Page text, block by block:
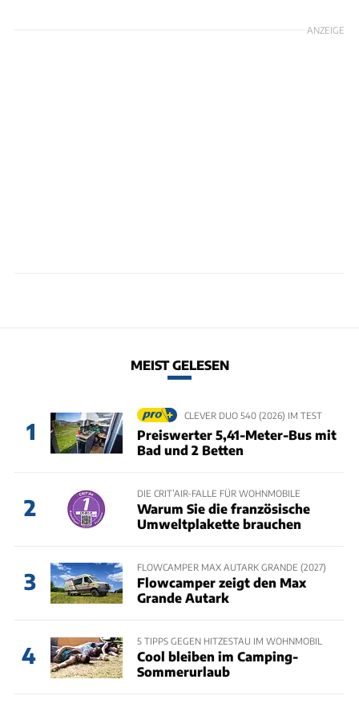
ANZEIGE
MEIST GELESEN
1
CLEVER DUO 540 (2026) IM TEST
Preiswerter 5,41-Meter-Bus mit
Bad und 2 Betten
2
DIE CRIT’AIR-FALLE FÜR WOHNMOBILE
Warum Sie die französische
Umweltplakette brauchen
3
FLOWCAMPER MAX AUTARK GRANDE (2027)
Flowcamper zeigt den Max
Grande Autark
4
5 TIPPS GEGEN HITZESTAU IM WOHNMOBIL
Cool bleiben im Camping-
Sommerurlaub